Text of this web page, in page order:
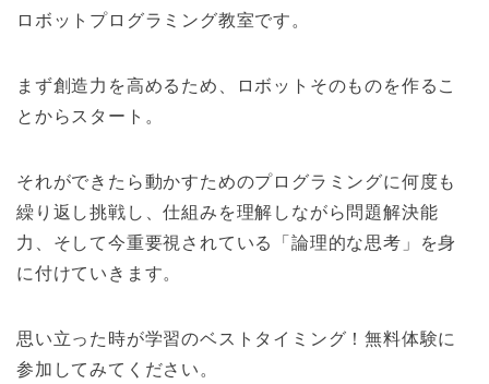
ロボットプログラミング教室です。
まず創造力を高めるため、ロボットそのものを作るこ
とからスタート。
それができたら動かすためのプログラミングに何度も
繰り返し挑戦し、仕組みを理解しながら問題解決能
力、そして今重要視されている「論理的な思考」を身
に付けていきます。
思い立った時が学習のベストタイミング！無料体験に
参加してみてください。